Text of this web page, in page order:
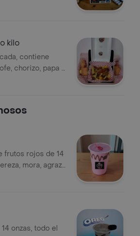
criolla, yuca.
kilo
contiene
chorizo, papa a
yuca .
frutos rojos de 14
mora, agraz,
de frutos
onzas, todo el